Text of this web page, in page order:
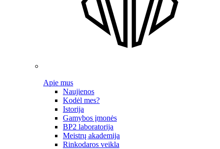
Apie mus
Naujienos
Kodėl mes?
Istorija
Gamybos įmonės
BP2 laboratorija
Meistrų akademija
Rinkodaros veikla